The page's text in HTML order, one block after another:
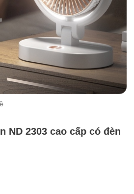
ND 2303 cao cấp có đèn